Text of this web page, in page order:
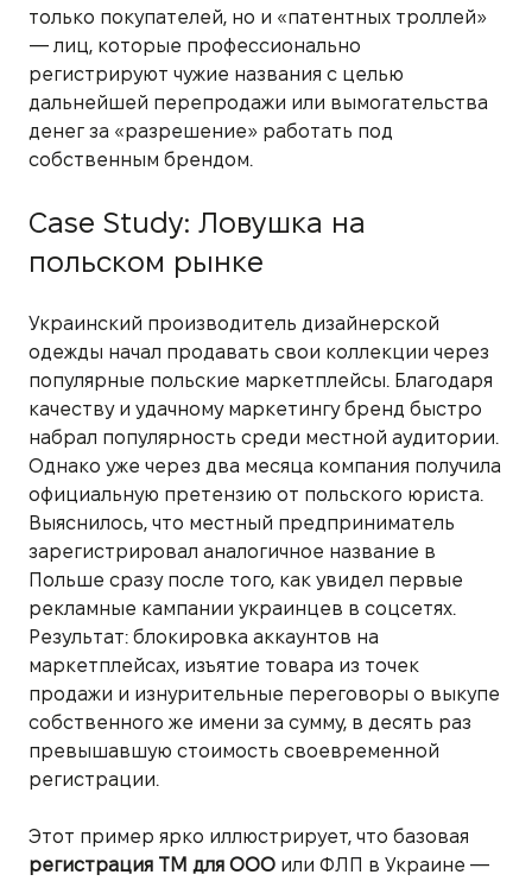
только покупателей, но и «патентных троллей»
— лиц, которые профессионально
регистрируют чужие названия с целью
дальнейшей перепродажи или вымогательства
денег за «разрешение» работать под
собственным брендом.
Case Study: Ловушка на
польском рынке
Украинский производитель дизайнерской
одежды начал продавать свои коллекции через
популярные польские маркетплейсы. Благодаря
качеству и удачному маркетингу бренд быстро
набрал популярность среди местной аудитории.
Однако уже через два месяца компания получила
официальную претензию от польского юриста.
Выяснилось, что местный предприниматель
зарегистрировал аналогичное название в
Польше сразу после того, как увидел первые
рекламные кампании украинцев в соцсетях.
Результат: блокировка аккаунтов на
маркетплейсах, изъятие товара из точек
продажи и изнурительные переговоры о выкупе
собственного же имени за сумму, в десять раз
превышавшую стоимость своевременной
регистрации.
Этот пример ярко иллюстрирует, что базовая
регистрация ТМ для ООО или ФЛП в Украине —